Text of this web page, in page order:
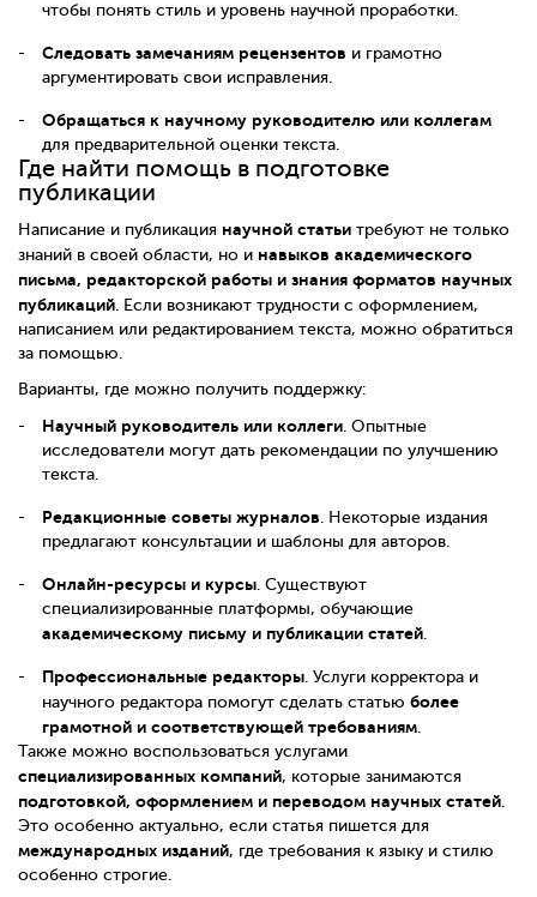
чтобы понять стиль и уровень научной проработки.
Следовать замечаниям рецензентов и грамотно
аргументировать свои исправления.
Обращаться к научному руководителю или коллегам
для предварительной оценки текста.
Где найти помощь в подготовке
публикации
Написание и публикация научной статьи требуют не только
знаний в своей области, но и навыков академического
письма, редакторской работы и знания форматов научных
публикаций . Если возникают трудности с оформлением,
написанием или редактированием текста, можно обратиться
за помощью.
Варианты, где можно получить поддержку:
Научный руководитель или коллеги . Опытные
исследователи могут дать рекомендации по улучшению
текста.
Редакционные советы журналов . Некоторые издания
предлагают консультации и шаблоны для авторов.
Онлайн-ресурсы и курсы . Существуют
специализированные платформы, обучающие
академическому письму и публикации статей
Профессиональные редакторы . Услуги корректора и
научного редактора помогут сделать статью более
грамотной и соответствующей требованиям
Также можно воспользоваться услугами
специализированных компаний, которые занимаются
подготовкой, оформлением и переводом научных статей
Это особенно актуально, если статья пишется для
международных изданий, где требования к языку и стилю
особенно строгие.